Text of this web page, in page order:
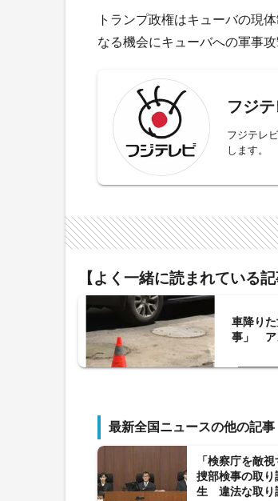
トランプ政権はキューバの現
なる機会にキューバへの軍事
フジ
フジテレ
します。
【よく一緒に読まれている記
車降り
事」 ア
最新全国ニュースの他の記事
「検察庁を敵
捜部検事の取
生 違法な取り